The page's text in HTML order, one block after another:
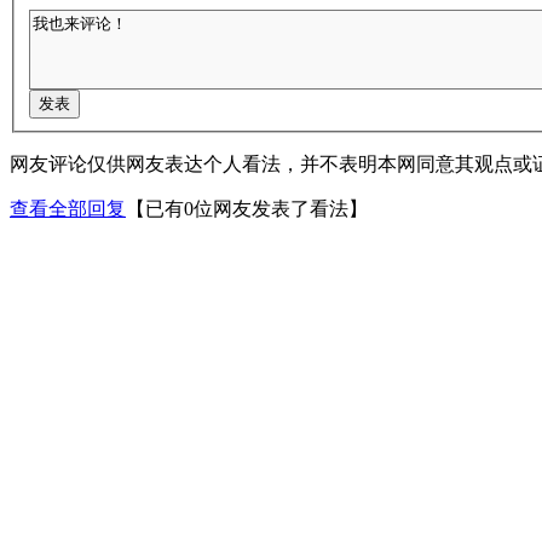
网友评论仅供网友表达个人看法，并不表明本网同意其观点或
查看全部回复 【已有0位网友发表了看法】